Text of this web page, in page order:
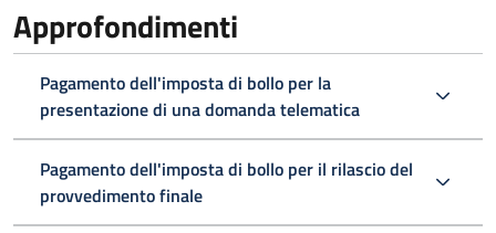
Approfondimenti
Pagamento dell'imposta di bollo per la
presentazione di una domanda telematica
Pagamento dell'imposta di bollo per il rilascio del
provvedimento finale